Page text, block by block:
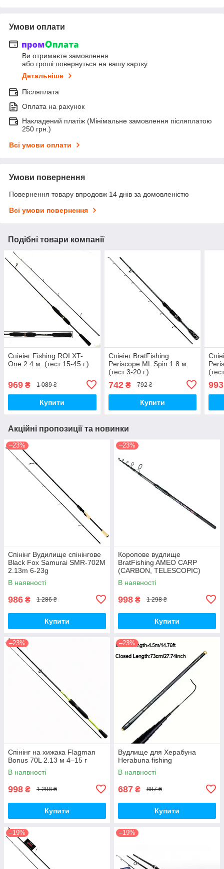
Умови оплати
Ви отримаєте замовлення
або гроші повернуться на вашу картку
Детальніше
Післяплата
Оплата на рахунок
Накладений платіж (Мінімальне замовлення післяплатою
250 грн.)
Всі умови оплати
Умови повернення
Повернення товару впродовж 14 днів за домовленістю
Всі умови повернення
Подібні товари компанії
Спінінг Fishing ROI XT-
One 2.4 м. (тест 15-45 г.)
969 ₴ 1 089 ₴
Купити
Спінінг BratFishing
Periscope ML Spin 1.8 м.
(тест 3-20 г.)
742₴ 792 ₴
Купити
993
Акційні пропозиції та новинки
–23%
Спінінг Вудилище спінінгове
Black Fox Samurai SMR-702M
2.13m 6-23g
В наявності
986 ₴ 1 286 ₴
Купити
–23%
Коропове вудлище
BratFishing AMEO CARP
(CARBON, TELESCOPIC)
3.00 m / 120-220 g.
В наявності
998 ₴ 1 298 ₴
Купити
–23%
Спінінг на хижака Flagman
Bonus 70L 2.13 м 4–15 г
В наявності
998 ₴ 1 298 ₴
Купити
–23%
Вудлище для Херабуна
Herabuna fishing
В наявності
687 ₴ 887 ₴
Купити
–19% –19%